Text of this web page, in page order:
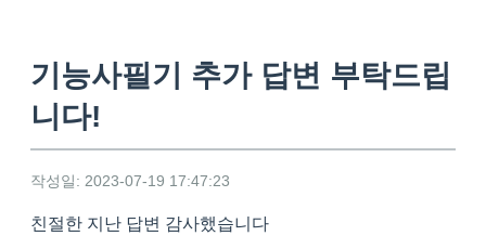
기능사필기 추가 답변 부탁드립
니다!
작성일: 2023-07-19 17:47:23
친절한 지난 답변 감사했습니다